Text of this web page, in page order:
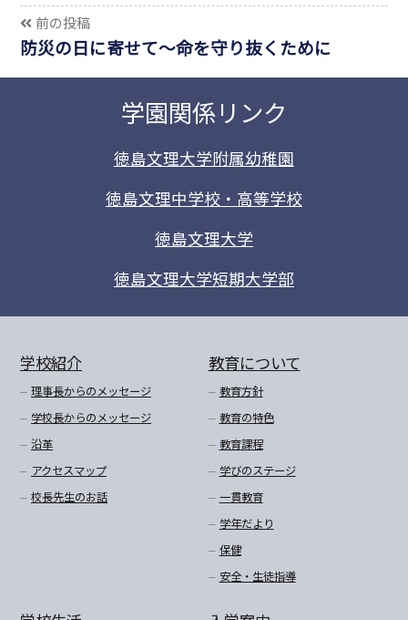
前の投稿
防災の日に寄せて～命を守り抜くために
学園関係リンク
徳島文理大学附属幼稚園
徳島文理中学校・高等学校
徳島文理大学
徳島文理大学短期大学部
学校紹介
理事長からのメッセージ
学校長からのメッセージ
沿革
アクセスマップ
校長先生のお話
教育について
教育方針
教育の特色
教育課程
学びのステージ
一貫教育
学年だより
保健
安全・生徒指導